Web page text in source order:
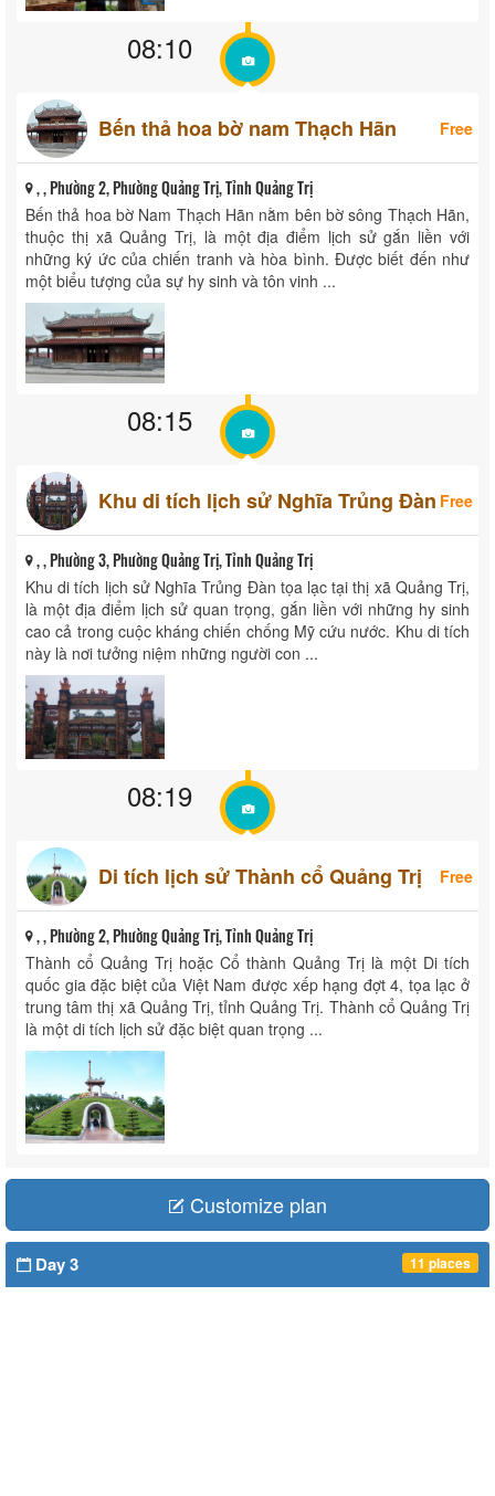
08:10
Bến thả hoa bờ nam Thạch Hãn Free
, , Phường 2, Phường Quảng Trị, Tỉnh Quảng Trị
Bến thả hoa bờ Nam Thạch Hãn nằm bên bờ sông Thạch Hãn,
thuộc thị xã Quảng Trị, là một địa điểm lịch sử gắn liền với
những ký ức của chiến tranh và hòa bình. Được biết đến như
một biểu tượng của sự hy sinh và tôn vinh ...
08:15
Khu di tích lịch sử Nghĩa Trủng Đàn Free
, , Phường 3, Phường Quảng Trị, Tỉnh Quảng Trị
Khu di tích lịch sử Nghĩa Trủng Đàn tọa lạc tại thị xã Quảng Trị,
là một địa điểm lịch sử quan trọng, gắn liền với những hy sinh
cao cả trong cuộc kháng chiến chống Mỹ cứu nước. Khu di tích
này là nơi tưởng niệm những người con ...
08:19
Di tích lịch sử Thành cổ Quảng Trị Free
, , Phường 2, Phường Quảng Trị, Tỉnh Quảng Trị
Thành cổ Quảng Trị hoặc Cổ thành Quảng Trị là một Di tích
quốc gia đặc biệt của Việt Nam được xếp hạng đợt 4, tọa lạc ở
trung tâm thị xã Quảng Trị, tỉnh Quảng Trị. Thành cổ Quảng Trị
là một di tích lịch sử đặc biệt quan trọng ...
Customize plan
Day 3 11 places